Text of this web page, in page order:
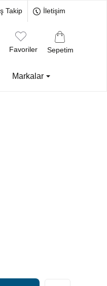
Takip İletişim
Favoriler Sepetim
Markalar